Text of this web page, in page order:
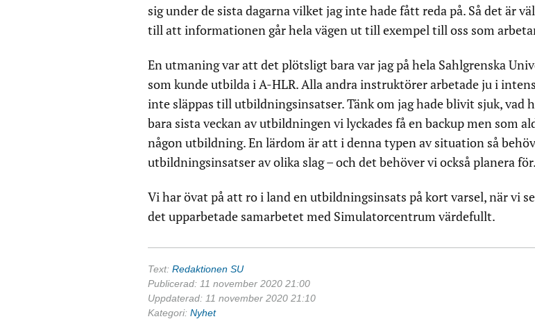
sig under de sista dagarna vilket jag inte hade fått reda på. Så det är
till att informationen går hela vägen ut till exempel till oss som
En utmaning var att det plötsligt bara var jag på hela Sahlgrenska
som kunde utbilda i A-HLR. Alla andra instruktörer arbetade ju i
inte släppas till utbildningsinsatser. Tänk om jag hade blivit sjuk, vad
bara sista veckan av utbildningen vi lyckades få en backup men som
någon utbildning. En lärdom är att i denna typen av situation så
utbildningsinsatser av olika slag – och det behöver vi också planera för.
Vi har övat på att ro i land en utbildningsinsats på kort varsel, när vi
det upparbetade samarbetet med Simulatorcentrum värdefullt.
Text: Redaktionen SU
Publicerad: 11 november 2020 21:00
Uppdaterad: 11 november 2020 21:10
Kategori: Nyhet